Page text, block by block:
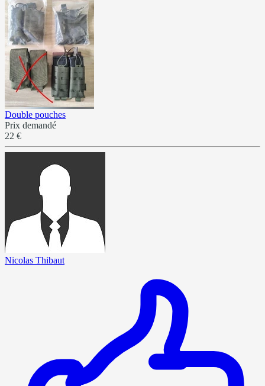
Double pouches
Prix demandé
22 €
Nicolas Thibaut